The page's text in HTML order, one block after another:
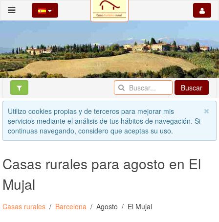
Buscar
Utilizo cookies propias y de terceros para mejorar mis
servicios mediante el análisis de tus hábitos de navegación. Si
continuas navegando, considero que aceptas su uso.
Casas rurales para agosto en El
Mujal
Casas rurales Barcelona Agosto El Mujal